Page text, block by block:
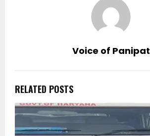
Voice of Panipat
RELATED POSTS